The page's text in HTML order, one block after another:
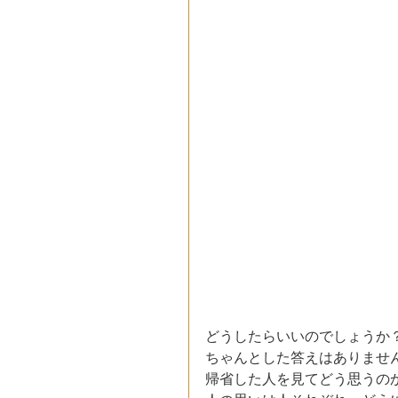
どうしたらいいのでしょうか
ちゃんとした答えはありませ
帰省した人を見てどう思うの